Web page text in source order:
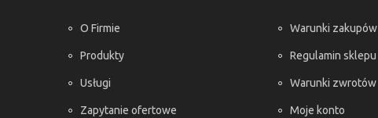
O Firmie
Produkty
Usługi
Zapytanie ofertowe
Warunki zakupów
Regulamin sklepu
Warunki zwrotów
Moje konto